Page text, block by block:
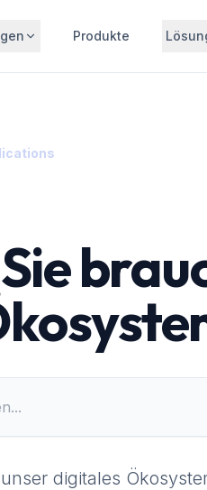
Produkte
digitales